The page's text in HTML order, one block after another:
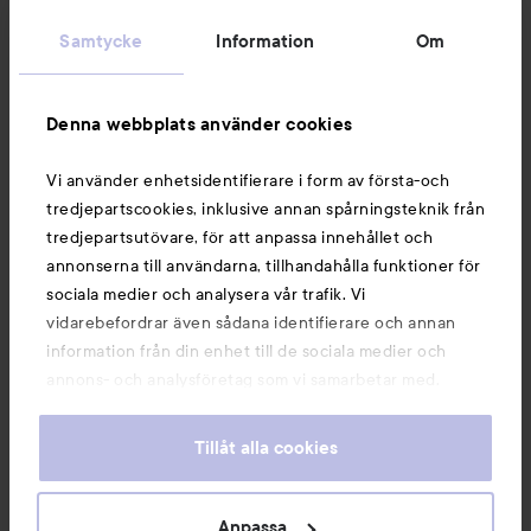
Samtycke Information Om
Denna webbplats använder cookies
Vi använder enhetsidentifierare i form av första-och
tredjepartscookies, inklusive annan spårningsteknik från
tredjepartsutövare, för att anpassa innehållet och
annonserna till användarna, tillhandahålla funktioner för
sociala medier och analysera vår trafik. Vi
vidarebefordrar även sådana identifierare och annan
information från din enhet till de sociala medier och
annons- och analysföretag som vi samarbetar med.
information som du har tillhandahållit eller som de har
våra cookies vid fortsatt användande av vår webbplats.
För information om hur du kan ändra inställningarna för
Tillåt alla cookies
Du kanske också gillar